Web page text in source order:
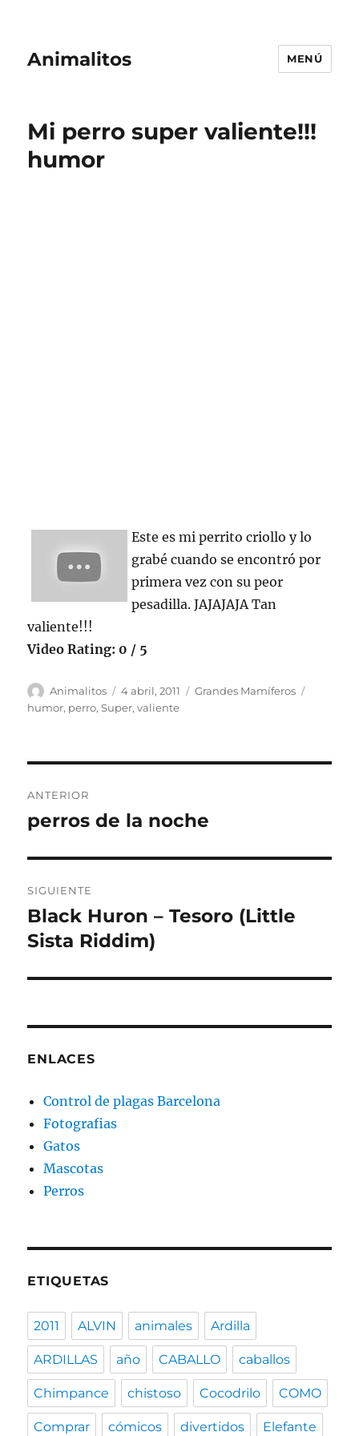
Animalitos MENÚ
Mi perro super valiente!!!
humor
Este es mi perrito criollo y lo
grabé cuando se encontró por
primera vez con su peor
pesadilla. JAJAJAJA Tan
valiente!!!
Video Rating: 0 / 5
Autor
Animalitos
Publicado
el
4 abril, 2011 Categorías
Grandes Mamíferos
humor, perro,Super,valiente
de
ANTERIOR
Entrada
perros de la noche
SIGUIENTE
Entrada
siguiente:
Black Huron – Tesoro (Little
Sista Riddim)
ENLACES
Control de plagas Barcelona
Fotografias
Gatos
Mascotas
Perros
ETIQUETAS
2011 ALVIN animales Ardilla
ARDILLAS año CABALLO caballos
Chimpance chistoso Cocodrilo COMO
Comprar cómicos divertidos Elefante